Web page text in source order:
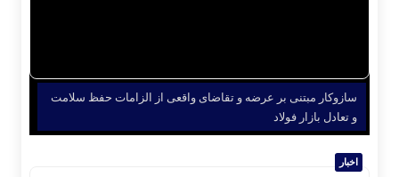
سازوکار مبتنی بر عرضه و تقاضای واقعی از الزامات حفظ سلامت
و تعادل بازار فولاد
اخبار